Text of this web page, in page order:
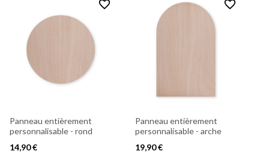
favorite_border
Panneau entièrement
personnalisable - rond
14,90 €
favorite_border
Panneau entièrement
personnalisable - arche
19,90 €